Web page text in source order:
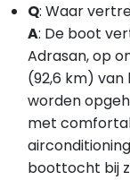
Q: Waar
A: De boot
Adrasan, op
(92,6 km)
worden
met
boottocht bij